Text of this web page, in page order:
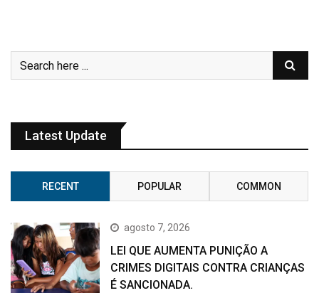
Latest Update
RECENT POPULAR COMMON
agosto 7, 2026
LEI QUE AUMENTA PUNIÇÃO A
CRIMES DIGITAIS CONTRA CRIANÇAS
É SANCIONADA.